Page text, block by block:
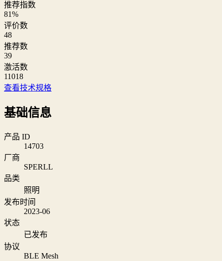
推荐指数
81%
评价数
48
推荐数
39
激活数
11018
查看技术规格
基础信息
产品 ID
14703
厂商
SPERLL
品类
照明
发布时间
2023-06
状态
已发布
协议
BLE Mesh